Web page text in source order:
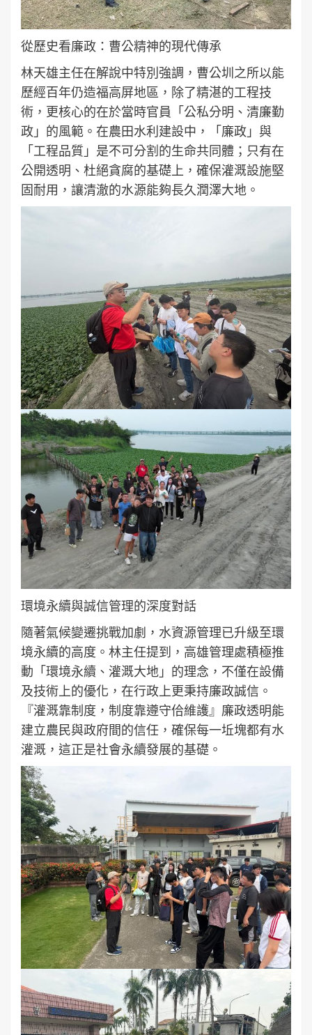
從歷史看廉政：曹公精神的現代傳承
林天雄主任在解說中特別強調，曹公圳之所以能
歷經百年仍造福高屏地區，除了精湛的工程技
術，更核心的在於當時官員「公私分明、清廉勤
政」的風範。在農田水利建設中，「廉政」與
「工程品質」是不可分割的生命共同體；只有在
公開透明、杜絕貪腐的基礎上，確保灌溉設施堅
固耐用，讓清澈的水源能夠長久潤澤大地。
環境永續與誠信管理的深度對話
隨著氣候變遷挑戰加劇，水資源管理已升級至環
境永續的高度。林主任提到，高雄管理處積極推
動「環境永續、灌溉大地」的理念，不僅在設備
及技術上的優化，在行政上更秉持廉政誠信。
『灌溉靠制度，制度靠遵守佮維護』廉政透明能
建立農民與政府間的信任，確保每一坵塊都有水
灌溉，這正是社會永續發展的基礎。